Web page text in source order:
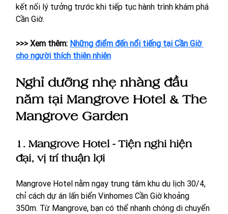
kết nối lý tưởng trước khi tiếp tục hành trình khám phá
Cần Giờ.
>>> Xem thêm: Những điểm đến nổi tiếng tại Cần Giờ
cho người thích thiên nhiên
Nghỉ dưỡng nhẹ nhàng đầu
năm tại Mangrove Hotel & The
Mangrove Garden
1. Mangrove Hotel - Tiện nghi hiện
đại, vị trí thuận lợi
Mangrove Hotel nằm ngay trung tâm khu du lịch 30/4,
chỉ cách dự án lấn biển Vinhomes Cần Giờ khoảng
350m. Từ Mangrove, bạn có thể nhanh chóng di chuyển